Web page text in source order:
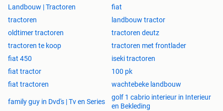
Landbouw | Tractoren
fiat
tractoren
landbouw tractor
oldtimer tractoren
tractoren deutz
tractoren te koop
tractoren met frontlader
fiat 450
iseki tractoren
fiat tractor
100 pk
fiat tractoren
wachtebeke landbouw
family guy in Dvd's | Tv en Series
golf 1 cabrio interieur in Interieur
en Bekleding